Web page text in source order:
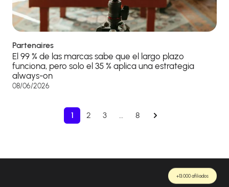
Partenaires
El 99 % de las marcas sabe que el largo plazo
funciona, pero solo el 35 % aplica una estrategia
always-on
08/06/2026
1 2 3 … 8
+13.000 afiliados